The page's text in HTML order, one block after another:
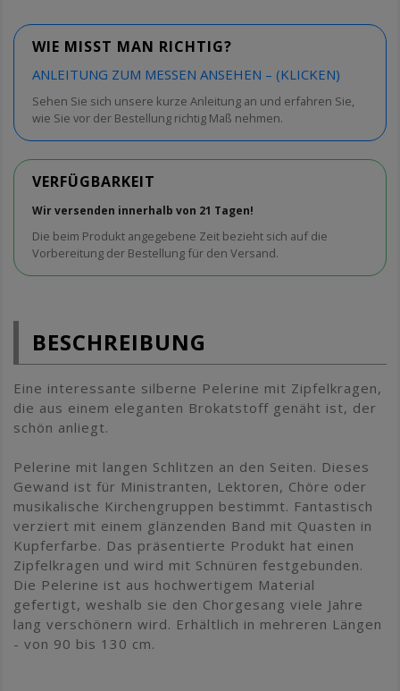
WIE MISST MAN RICHTIG?
ANLEITUNG ZUM MESSEN ANSEHEN – (KLICKEN)
Sehen Sie sich unsere kurze Anleitung an und erfahren Sie,
wie Sie vor der Bestellung richtig Maß nehmen.
VERFÜGBARKEIT
Wir versenden innerhalb von 21 Tagen!
Die beim Produkt angegebene Zeit bezieht sich auf die
Vorbereitung der Bestellung für den Versand.
BESCHREIBUNG
Eine interessante silberne Pelerine mit Zipfelkragen,
die aus einem eleganten Brokatstoff genäht ist, der
schön anliegt.
Pelerine mit langen Schlitzen an den Seiten. Dieses
Gewand ist für Ministranten, Lektoren, Chöre oder
musikalische Kirchengruppen bestimmt. Fantastisch
verziert mit einem glänzenden Band mit Quasten in
Kupferfarbe. Das präsentierte Produkt hat einen
Zipfelkragen und wird mit Schnüren festgebunden.
Die Pelerine ist aus hochwertigem Material
gefertigt, weshalb sie den Chorgesang viele Jahre
lang verschönern wird. Erhältlich in mehreren Längen
- von 90 bis 130 cm.